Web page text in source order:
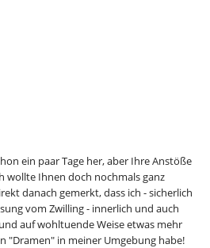
ein paar Tage her, aber Ihre Anstöße
wollte Ihnen doch nochmals ganz
danach gemerkt, dass ich - sicherlich
vom Zwilling - innerlich und auch
auf wohltuende Weise etwas mehr
"Dramen" in meiner Umgebung habe!